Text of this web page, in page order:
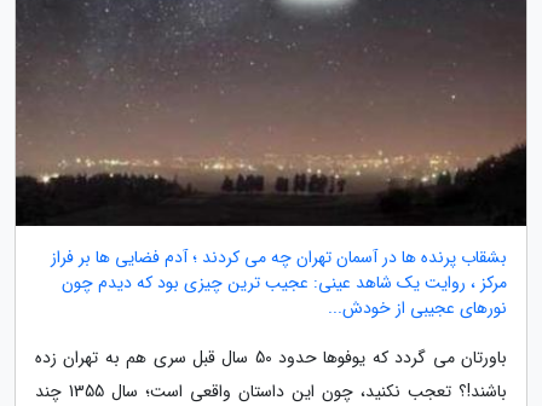
بشقاب پرنده ها در آسمان تهران چه می کردند ؛ آدم فضایی ها بر فراز
مرکز ، روایت یک شاهد عینی: عجیب ترین چیزی بود که دیدم چون
نورهای عجیبی از خودش...
باورتان می گردد که یوفوها حدود 50 سال قبل سری هم به تهران زده
باشند!؟ تعجب نکنید، چون این داستان واقعی است؛ سال 1355 چند